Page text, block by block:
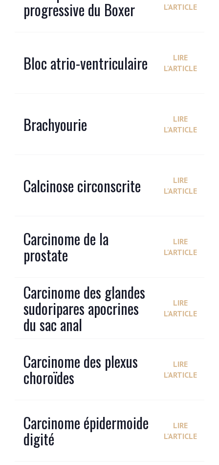
progressive du Boxer
L'ARTICLE
Bloc atrio-ventriculaire
LIRE
L'ARTICLE
Brachyourie
LIRE
L'ARTICLE
Calcinose circonscrite
LIRE
L'ARTICLE
Carcinome de la
prostate
LIRE
L'ARTICLE
Carcinome des glandes
sudoripares apocrines
du sac anal
LIRE
L'ARTICLE
Carcinome des plexus
choroïdes
LIRE
L'ARTICLE
Carcinome épidermoide
digité
LIRE
L'ARTICLE